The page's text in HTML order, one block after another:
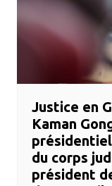
​Justice en
Kaman
du corps
président